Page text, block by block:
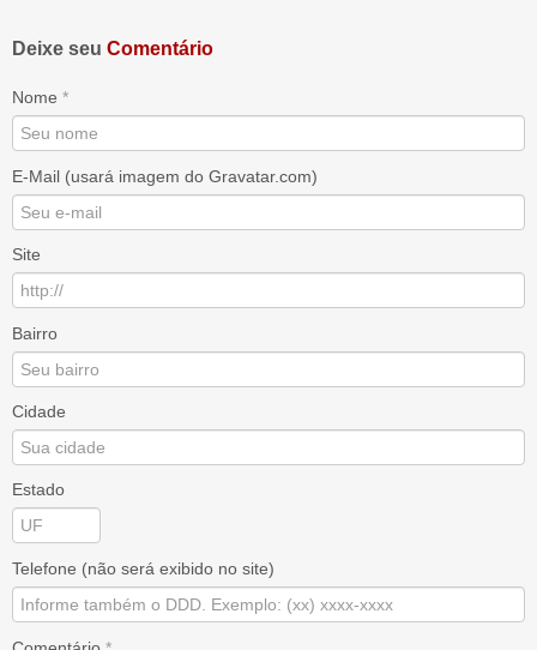
Deixe seu Comentário
Nome *
E-Mail (usará imagem do Gravatar.com)
Site
Bairro
Cidade
Estado
Telefone (não será exibido no site)